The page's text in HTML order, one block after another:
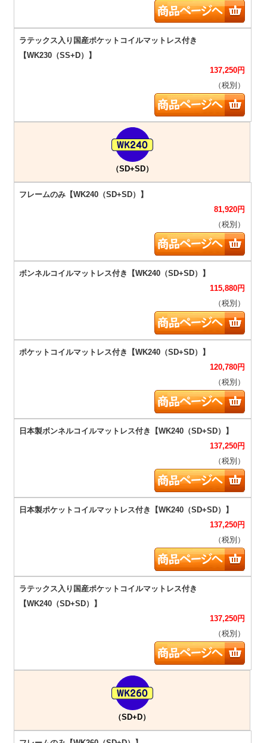
137,250円
（税別）
（SD+SD）
81,920円
（税別）
115,880円
（税別）
120,780円
（税別）
137,250円
（税別）
137,250円
（税別）
137,250円
（税別）
（SD+D）